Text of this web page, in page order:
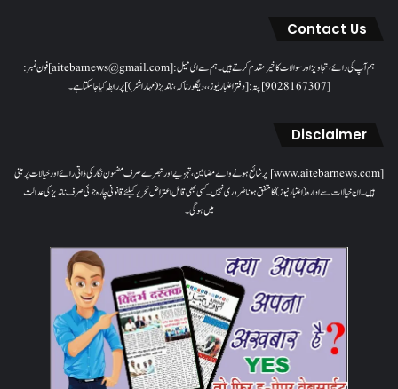
Contact Us
ہم آپ کی رائے، تجاویز اور سوالات کا خیرمقدم کرتے ہیں۔ ہم سےای میل: [aitebarnews@gmail.com]فون نمبر:
[9028167307]پتہ: [دفتر اعتبار نیوز، ، دیگلور ناکہ، ناندیڑ(مہاراشٹر) ] پر رابطہ کیا جاسکتا ہے۔
Disclaimer
[www.aitebarnews.com] پر شائع ہونے والے مضامین، تجزیے اور تبصرے صرف مضمون نگار کی ذاتی رائے اور خیالات پر مبنی
ہیں۔ ان خیالات سے ادارہ (اعتبار نیوز) کا متفق ہونا ضروری نہیں۔ کسی بھی قابل اعتراض تحریر کیلئے قانونی چارہ جوئی صرف ناندیڑ کی عدالت
میں ہوگی۔